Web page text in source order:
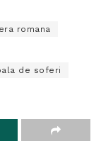
romana
de soferi